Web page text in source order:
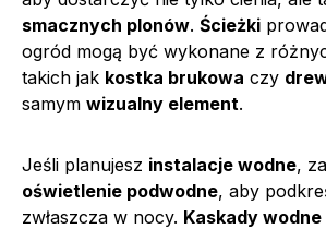
smacznych plonów. Ścieżki
ogród mogą być wykonane z
takich jak kostka brukowa czy
samym wizualny element.
Jeśli planujesz instalacje wodne,
oświetlenie podwodne, aby
zwłaszcza w nocy. Kaskady wodne